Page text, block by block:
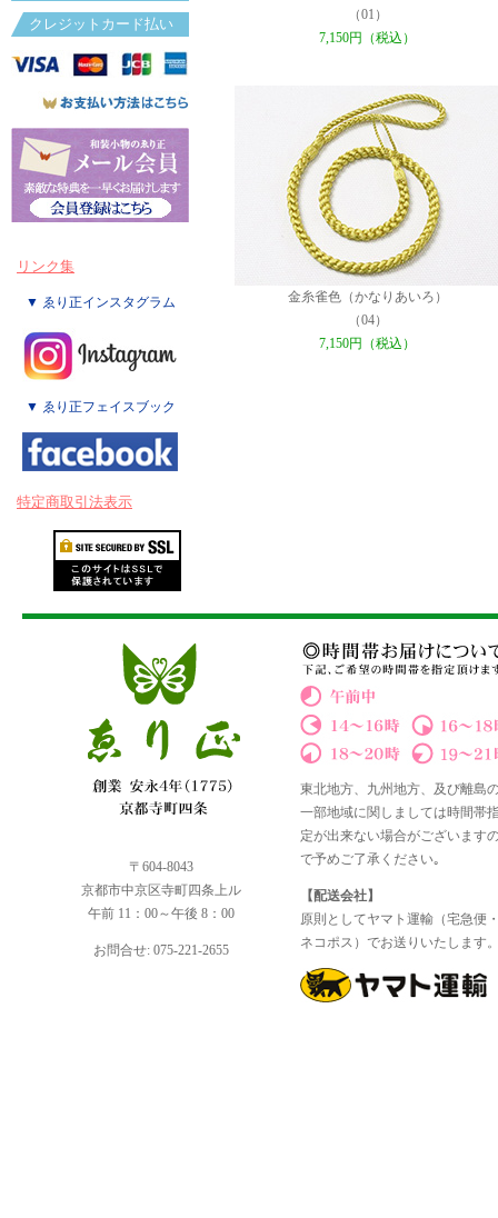
クレジットカード払い
リンク集
▼ ゑり正インスタグラム
▼ ゑり正フェイスブック
特定商取引法表示
（01）
7,150円（税込）
金糸雀色（かなりあいろ）
（04）
7,150円（税込）
〒604-8043
京都市中京区寺町四条上ル
午前 11：00～午後 8：00
お問合せ: 075-221-2655
東北地方、九州地方、及び離島
一部地域に関しましては時間帯
定が出来ない場合がございます
で予めご了承ください｡
【配送会社】
原則としてヤマト運輸（宅急便
ネコポス）でお送りいたします